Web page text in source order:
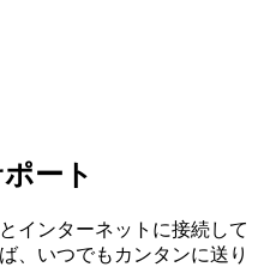
ート
インターネットに接続して
、いつでもカンタンに送り